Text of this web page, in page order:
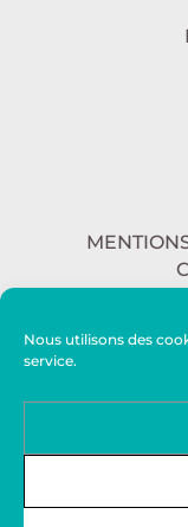
Nous utilisons des
service.